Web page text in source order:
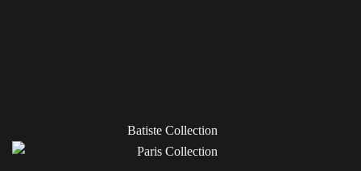
Batiste Collection